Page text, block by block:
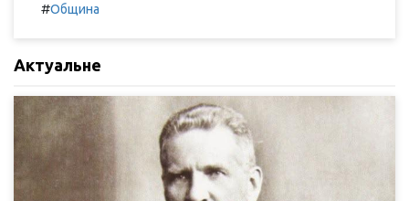
#Община
Актуальне